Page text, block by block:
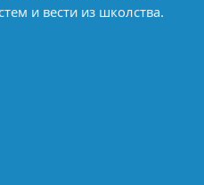
и вести из школства.